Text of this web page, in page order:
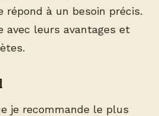
répond à un besoin précis.
avec leurs avantages et
je recommande le plus